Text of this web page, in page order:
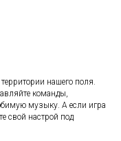
нашего поля.
команды,
музыку. А если игра
свой настрой под